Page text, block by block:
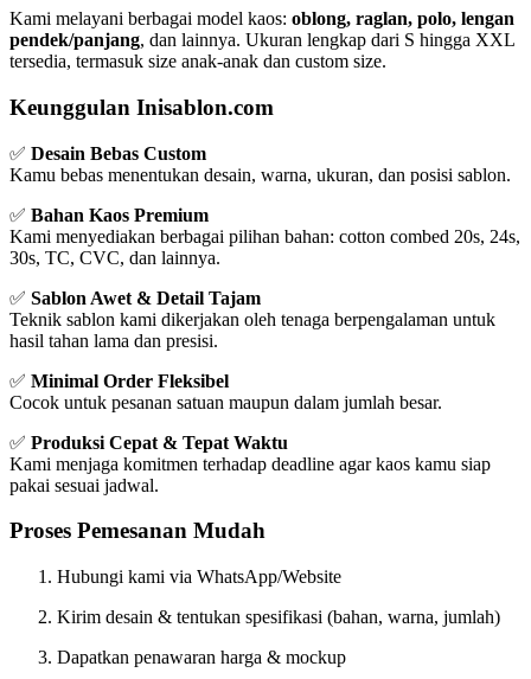
Kami melayani berbagai model kaos: oblong, raglan, polo, lengan
pendek/panjang, dan lainnya. Ukuran lengkap dari S hingga XXL
tersedia, termasuk size anak-anak dan custom size.
Keunggulan Inisablon.com
✅ Desain Bebas Custom
Kamu bebas menentukan desain, warna, ukuran, dan posisi sablon.
✅ Bahan Kaos Premium
Kami menyediakan berbagai pilihan bahan: cotton combed 20s, 24s,
30s, TC, CVC, dan lainnya.
✅ Sablon Awet & Detail Tajam
Teknik sablon kami dikerjakan oleh tenaga berpengalaman untuk
hasil tahan lama dan presisi.
✅ Minimal Order Fleksibel
Cocok untuk pesanan satuan maupun dalam jumlah besar.
✅ Produksi Cepat & Tepat Waktu
Kami menjaga komitmen terhadap deadline agar kaos kamu siap
pakai sesuai jadwal.
Proses Pemesanan Mudah
Hubungi kami via WhatsApp/Website
Kirim desain & tentukan spesifikasi (bahan, warna, jumlah)
Dapatkan penawaran harga & mockup